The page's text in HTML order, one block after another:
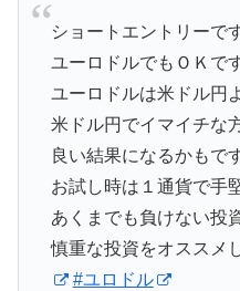
ショートエントリーで
ユーロドルでもＯＫです
ユーロドルは米ドル円
米ドル円でイマイチな
良い結果になるかもです
お試し時は１通貨で手
あくまでも負けない投
慎重な投資をオススメ
#ユロドル